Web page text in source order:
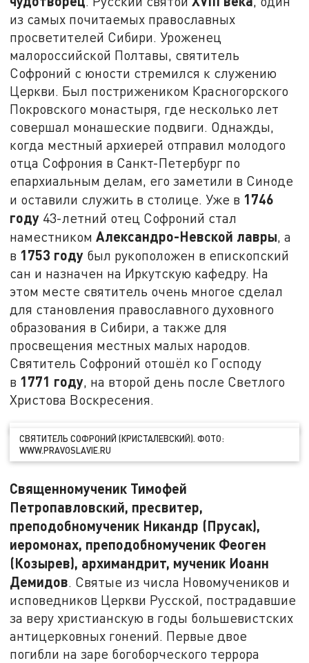
из самых почитаемых православных
просветителей Сибири. Уроженец
малороссийской Полтавы, святитель
Софроний с юности стремился к служению
Церкви. Был пострижеником Красногорского
Покровского монастыря, где несколько лет
совершал монашеские подвиги. Однажды,
когда местный архиерей отправил молодого
отца Софрония в Санкт-Петербург по
епархиальным делам, его заметили в Синоде
и оставили служить в столице. Уже в 1746
году 43-летний отец Софроний стал
наместникомАлександро-Невской лавры, а
в 1753 году был рукоположен в епископский
сан и назначен на Иркутскую кафедру. На
этом месте святитель очень многое сделал
для становления православного духовного
образования в Сибири, а также для
просвещения местных малых народов.
Святитель Софроний отошёл ко Господу
в 1771 году, на второй день после Светлого
Христова Воскресения.
СВЯТИТЕЛЬ СОФРОНИЙ (КРИСТАЛЕВСКИЙ). ФОТО:
WWW.PRAVOSLAVIE.RU
Священномученик Тимофей
Петропавловский, пресвитер,
преподобномученик Никандр (Прусак),
иеромонах, преподобномученик Феоген
(Козырев), архимандрит, мученик Иоанн
Демидов. Святые из числа Новомучеников и
исповедников Церкви Русской, пострадавшие
за веру христианскую в годы большевистских
антицерковных гонений. Первые двое
погибли на заре богоборческого террора